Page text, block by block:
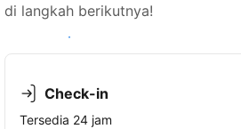
di langkah berikutnya!
Lihat ketersediaan
Check-in
Tersedia 24 jam